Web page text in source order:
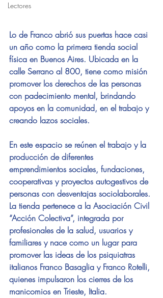
Lectores
Lo de Franco abrió sus puertas hace casi
un año como la primera tienda social
física en Buenos Aires. Ubicada en la
calle Serrano al 800, tiene como misión
promover los derechos de las personas
con padecimiento mental, brindando
apoyos en la comunidad, en el trabajo y
creando lazos sociales.
En este espacio se reúnen el trabajo y la
producción de diferentes
emprendimientos sociales, fundaciones,
cooperativas y proyectos autogestivos de
personas con desventajas sociolaborales.
La tienda pertenece a la Asociación Civil
“Acción Colectiva”, integrada por
profesionales de la salud, usuarios y
familiares y nace como un lugar para
promover las ideas de los psiquiatras
italianos Franco Basaglia y Franco Rotelli,
quienes impulsaron los cierres de los
manicomios en Trieste, Italia.